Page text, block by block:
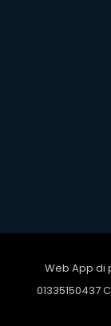
Web App di
01335150437